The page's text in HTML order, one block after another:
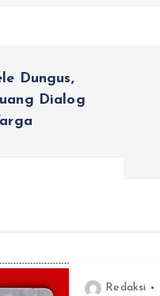
Dungus,
Dialog
Redaksi